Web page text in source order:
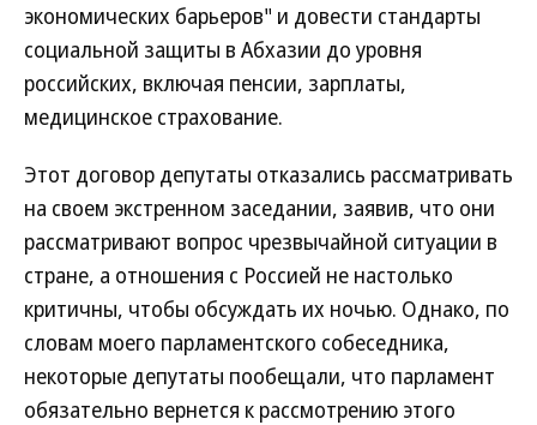
экономических барьеров" и довести стандарты
социальной защиты в Абхазии до уровня
российских, включая пенсии, зарплаты,
медицинское страхование.
Этот договор депутаты отказались рассматривать
на своем экстренном заседании, заявив, что они
рассматривают вопрос чрезвычайной ситуации в
стране, а отношения с Россией не настолько
критичны, чтобы обсуждать их ночью. Однако, по
словам моего парламентского собеседника,
некоторые депутаты пообещали, что парламент
обязательно вернется к рассмотрению этого